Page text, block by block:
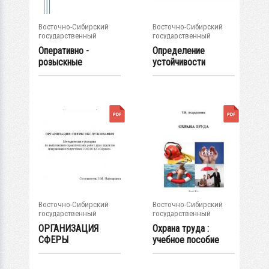
Восточно-Сибирский
государственный
университет...
Оперативно -
розыскные
мероприятия :
Восточно-Сибирский
государственный
университет...
Определение
устойчивости
системы по
Восточно-Сибирский
государственный
университет...
ОРГАНИЗАЦИЯ
СФЕРЫ
ОБСЛУЖИВАНИЯ
Восточно-Сибирский
государственный
университет...
Охрана труда :
учебное пособие